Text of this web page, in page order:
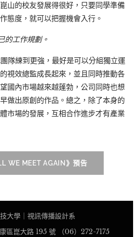
山的校友發展得很好，只要同學準備
態度，就可以把握機會入行。
的工作規劃。
隊練到更強，最好是可以分組獨立運
視效總監成長起來，並且同時推動各
國內市場越來越蓬勃，公司同時也想
做出原創的作品。總之，除了本身的
市場的發展，互相合作進步才有產業
WE MEET AGAIN》預告
大學｜視訊傳播設計系
區崑大路 195 號 （06）272-7175